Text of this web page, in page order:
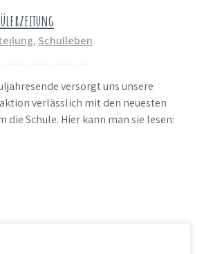
, Schulleben
versorgt uns unsere
verlässlich mit den neuesten
die Schule. Hier kann man sie lesen: